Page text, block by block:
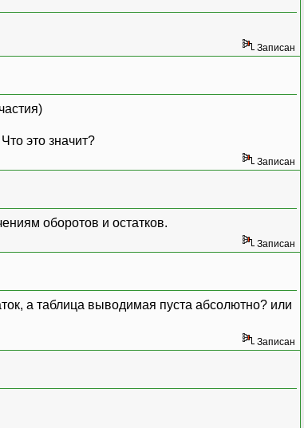
Записан
это значит?
Записан
оборотов и остатков.
Записан
а таблица выводимая пуста абсолютно? или
Записан